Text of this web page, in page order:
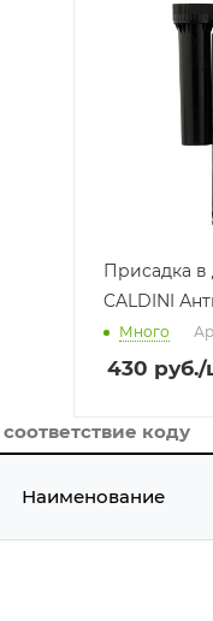
Присадка в
CALDINI
Много
430 руб./
коду
Наименование